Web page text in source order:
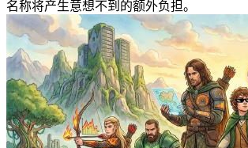
名称将产生意想不到的额外负担。